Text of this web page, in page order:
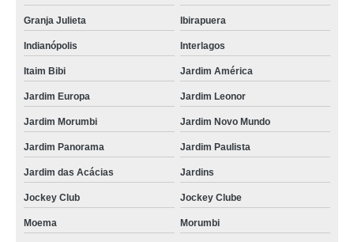
Granja Julieta Ibirapuera
Indianópolis Interlagos
Itaim Bibi Jardim América
Jardim Europa Jardim Leonor
Jardim Morumbi Jardim Novo Mundo
Jardim Panorama Jardim Paulista
Jardim das Acácias Jardins
Jockey Club Jockey Clube
Moema Morumbi